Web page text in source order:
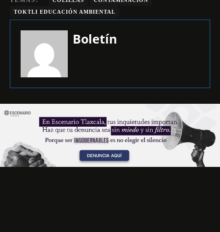
TOKTLI EDUCACIÓN AMBIENTAL
Boletín